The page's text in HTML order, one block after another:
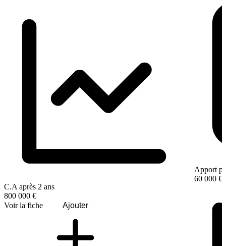
C.A après 2 ans
800 000 €
Voir la fiche
Ajouter
Apport
60 000 €